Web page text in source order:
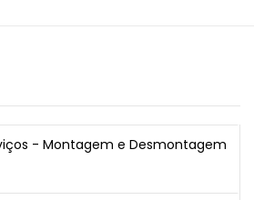
- Montagem e Desmontagem